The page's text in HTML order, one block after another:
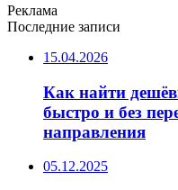
Реклама
Последние записи
15.04.2026
Как найти
быстро и без
направления
05.12.2025